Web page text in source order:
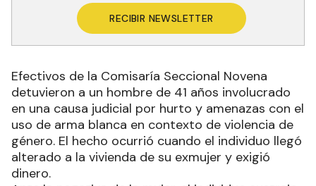
RECIBIR NEWSLETTER
Efectivos de la Comisaría Seccional Novena
detuvieron a un hombre de 41 años involucrado
en una causa judicial por hurto y amenazas con el
uso de arma blanca en contexto de violencia de
género. El hecho ocurrió cuando el individuo llegó
alterado a la vivienda de su exmujer y exigió
dinero.